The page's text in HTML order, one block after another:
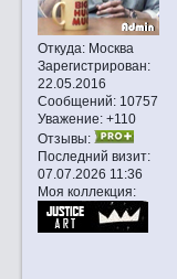
Откуда:Москва
Зарегистрирован:
22.05.2016
Сообщений:10757
Уважение: +110
Отзывы:
Последний визит:
07.07.2026 11:36
Моя коллекция: